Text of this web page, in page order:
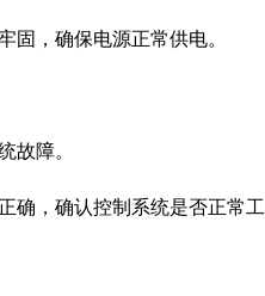
固，确保电源正常供电。
故障。
确，确认控制系统是否正常